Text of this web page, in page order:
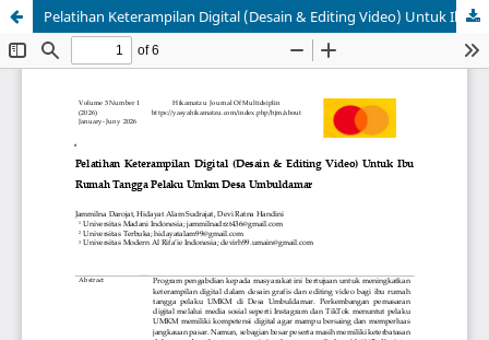
Pelatihan Keterampilan Digital (Desain & Editing Video) Untuk Ibu Rumah Tangga Pelaku Umkm Desa Umbuldamar